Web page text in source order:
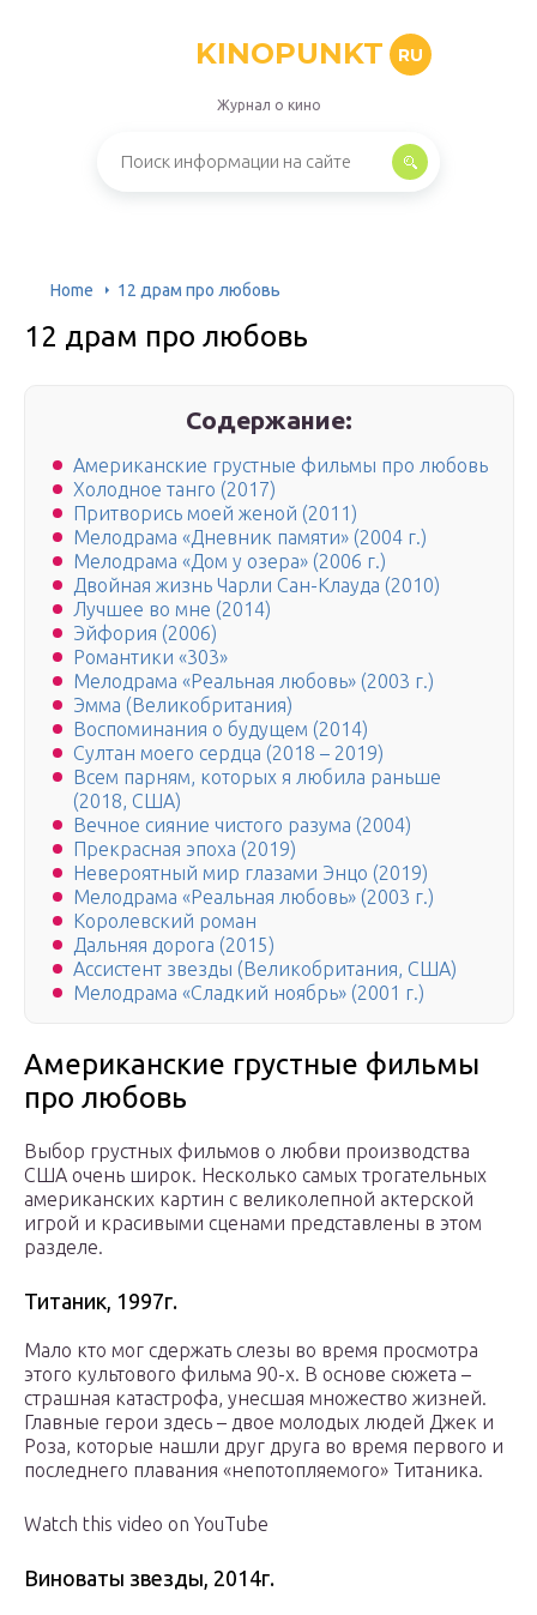
KINOPUNKT RU
Журнал о кино
Home 12 драм про любовь
12 драм про любовь
Содержание:
Американские грустные фильмы про любовь
Холодное танго (2017)
Притворись моей женой (2011)
Мелодрама «Дневник памяти» (2004 г.)
Мелодрама «Дом у озера» (2006 г.)
Двойная жизнь Чарли Сан-Клауда (2010)
Лучшее во мне (2014)
Эйфория (2006)
Романтики «303»
Мелодрама «Реальная любовь» (2003 г.)
Эмма (Великобритания)
Воспоминания о будущем (2014)
Султан моего сердца (2018 – 2019)
Всем парням, которых я любила раньше
(2018, США)
Вечное сияние чистого разума (2004)
Прекрасная эпоха (2019)
Невероятный мир глазами Энцо (2019)
Мелодрама «Реальная любовь» (2003 г.)
Королевский роман
Дальняя дорога (2015)
Ассистент звезды (Великобритания, США)
Мелодрама «Сладкий ноябрь» (2001 г.)
Американские грустные фильмы
про любовь
Выбор грустных фильмов о любви производства
США очень широк. Несколько самых трогательных
американских картин с великолепной актерской
игрой и красивыми сценами представлены в этом
разделе.
Титаник, 1997г.
Мало кто мог сдержать слезы во время просмотра
этого культового фильма 90-х. В основе сюжета –
страшная катастрофа, унесшая множество жизней.
Главные герои здесь – двое молодых людей Джек и
Роза, которые нашли друг друга во время первого и
последнего плавания «непотопляемого» Титаника.
Watch this video on YouTube
Виноваты звезды, 2014г.